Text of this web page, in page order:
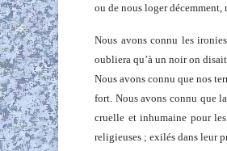
ou de nous loger décemment,
Nous avons connu les
oubliera qu’à un noir on
Nous avons connu que nos
fort. Nous avons connu que
cruelle et inhumaine pour
religieuses ; exilés dans leur